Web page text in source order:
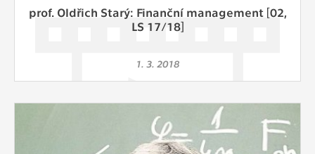
prof. Oldřich Starý: Finanční management [02,
LS 17/18]
1. 3. 2018